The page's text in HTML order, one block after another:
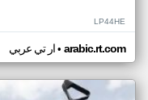
LP44HE
ار تي عربي• arabic.rt.com